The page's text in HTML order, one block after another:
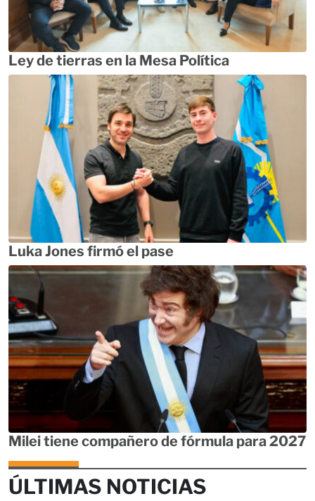
Ley de tierras en la Mesa Política
Luka Jones firmó el pase
Milei tiene compañero de fórmula para 2027
ÚLTIMAS NOTICIAS